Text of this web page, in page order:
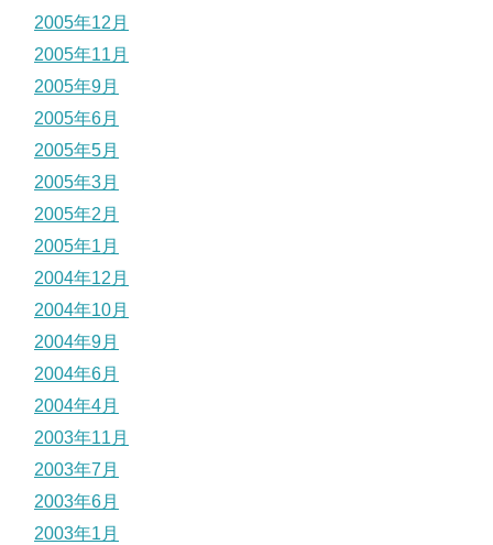
2005年12月
2005年11月
2005年9月
2005年6月
2005年5月
2005年3月
2005年2月
2005年1月
2004年12月
2004年10月
2004年9月
2004年6月
2004年4月
2003年11月
2003年7月
2003年6月
2003年1月